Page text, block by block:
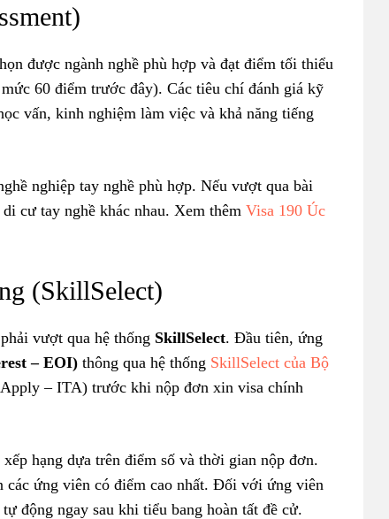
được ngành nghề phù hợp và đạt điểm tối thiểu
60 điểm trước đây). Các tiêu chí đánh giá kỹ
vấn, kinh nghiệm làm việc và khả năng tiếng
nghiệp tay nghề phù hợp. Nếu vượt qua bài
cư tay nghề khác nhau. Xem thêm Visa 190 Úc
(SkillSelect)
vượt qua hệ thống SkillSelect. Đầu tiên, ứng
– EOI) thông qua hệ thống SkillSelect của Bộ
– ITA) trước khi nộp đơn xin visa chính
hạng dựa trên điểm số và thời gian nộp đơn.
ứng viên có điểm cao nhất. Đối với ứng viên
động ngay sau khi tiểu bang hoàn tất đề cử.